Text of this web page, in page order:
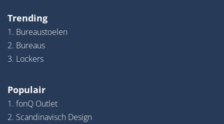
Trending
1. Bureaustoelen
2. Bureaus
3. Lockers
Populair
1. fonQ Outlet
2. Scandinavisch Design